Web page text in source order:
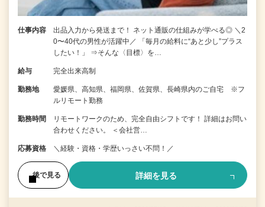
仕事内容
出品入力から発送まで！ ネット通販の仕組みが学べる◎ ＼2
0〜40代の男性が活躍中／ 「毎月の給料に“あと少し”プラス
したい！」 ⇒そんな〈目標〉を…
給与 完全出来高制
勤務地
愛媛県、高知県、福岡県、佐賀県、長崎県内のご自宅 ※フ
ルリモート勤務
勤務時間
リモートワークのため、完全自由シフトです！ 詳細はお問い
合わせください。 ＜会社営…
応募資格 ＼経験・資格・学歴いっさい不問！／
後で見る 詳細を見る